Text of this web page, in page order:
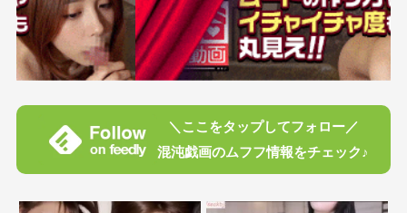
＼ここをタップしてフォロー／
混沌戯画のムフフ情報をチェック♪